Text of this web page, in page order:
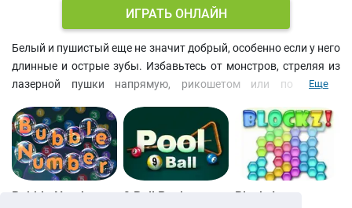
ИГРАТЬ ОНЛАЙН
Белый и пушистый еще не значит добрый, особенно если у него
длинные и острые зубы. Избавьтесь от монстров, стреляя из
лазерной пушки напрямую, рикошетом или по другим
ходят или .jxrb с ядовитыми отходами неподалеку. Проявите
смекалку, чтобы пройти все уровни игры физика онлайн.
Еще
Bubble Number 9 Ball Pool Blockz!